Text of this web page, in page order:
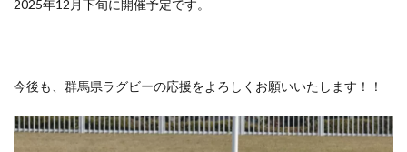
2025年12月下旬に開催予定です。
今後も、群馬県ラグビーの応援をよろしくお願いいたします！！